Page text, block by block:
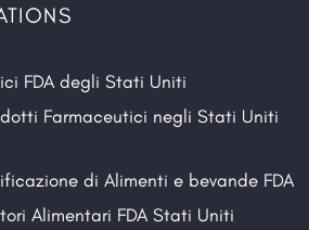
FDA degli Stati Uniti
Farmaceutici negli Stati Uniti
di Alimenti e bevande FDA
Alimentari FDA Stati Uniti